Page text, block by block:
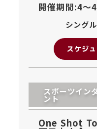
開催期間:4〜
シング
スケジ
スポーツイン
ント
One Shot